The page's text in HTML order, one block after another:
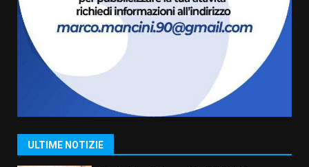
ULTIME NOTIZIE
La Banda Città di Fasano apre
ufficialmente la Festa di
Savelletri
8 Agosto 2026 11:00
6
Savelletri in festa, domani sera
grande spettacolo con Uccio De